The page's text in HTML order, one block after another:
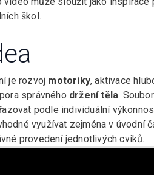
škol.
je rozvoj motoriky, aktivace
správného držení těla.
podle individuální
využívat zejména v úvodní
provedení jednotlivých cviků.